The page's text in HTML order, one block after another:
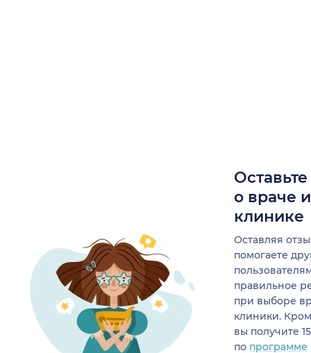
о враче
клинике
Оставляя
помогаете
правильное
при выборе
клиники.
вы получите
по программе